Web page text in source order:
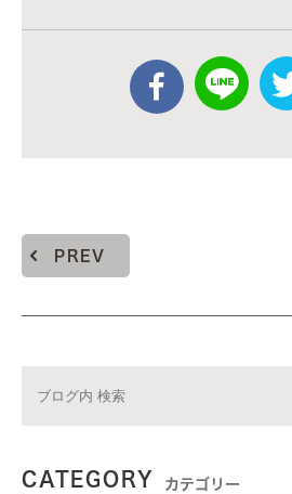
PREV
CATEGORY カテゴリー